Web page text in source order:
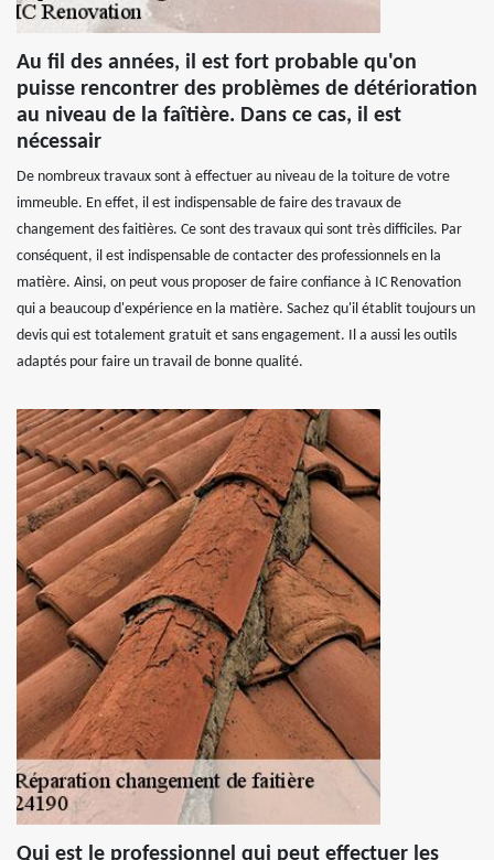
Au fil des années, il est fort probable qu'on
puisse rencontrer des problèmes de détérioration
au niveau de la faîtière. Dans ce cas, il est
nécessair
De nombreux travaux sont à effectuer au niveau de la toiture de votre
immeuble. En effet, il est indispensable de faire des travaux de
changement des faitières. Ce sont des travaux qui sont très difficiles. Par
conséquent, il est indispensable de contacter des professionnels en la
matière. Ainsi, on peut vous proposer de faire confiance à IC Renovation
qui a beaucoup d'expérience en la matière. Sachez qu'il établit toujours un
devis qui est totalement gratuit et sans engagement. Il a aussi les outils
adaptés pour faire un travail de bonne qualité.
Qui est le professionnel qui peut effectuer les